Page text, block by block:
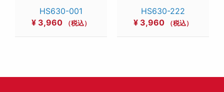
HS630-001
¥ 3,960 （税込）
HS630-222
¥ 3,960 （税込）